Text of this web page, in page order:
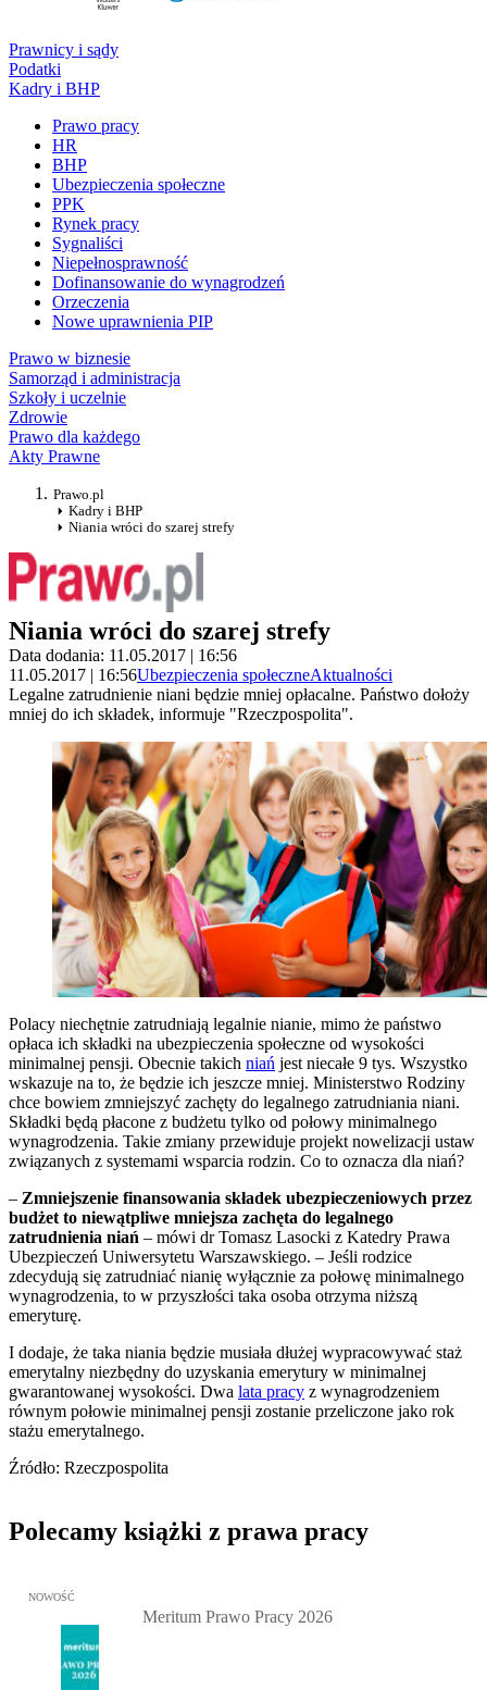
Prawnicy i sądy
Podatki
Kadry i BHP
Prawo pracy
HR
BHP
Ubezpieczenia społeczne
PPK
Rynek pracy
Sygnaliści
Niepełnosprawność
Dofinansowanie do wynagrodzeń
Orzeczenia
Nowe uprawnienia PIP
Prawo w biznesie
Samorząd i administracja
Szkoły i uczelnie
Zdrowie
Prawo dla każdego
Akty Prawne
Prawo.pl
Kadry i BHP
Niania wróci do szarej strefy
Niania wróci do szarej strefy
Data dodania: 11.05.2017 | 16:56
11.05.2017 | 16:56Ubezpieczenia społeczneAktualności
Legalne zatrudnienie niani będzie mniej opłacalne. Państwo dołoży
mniej do ich składek, informuje "Rzeczpospolita".
Polacy niechętnie zatrudniają legalnie nianie, mimo że państwo
opłaca ich składki na ubezpieczenia społeczne od wysokości
minimalnej pensji. Obecnie takich niań jest niecałe 9 tys. Wszystko
wskazuje na to, że będzie ich jeszcze mniej. Ministerstwo Rodziny
chce bowiem zmniejszyć zachęty do legalnego zatrudniania niani.
Składki będą płacone z budżetu tylko od połowy minimalnego
wynagrodzenia. Takie zmiany przewiduje projekt nowelizacji ustaw
związanych z systemami wsparcia rodzin. Co to oznacza dla niań?
– Zmniejszenie finansowania składek ubezpieczeniowych przez
budżet to niewątpliwe mniejsza zachęta do legalnego
zatrudnienia niań – mówi dr Tomasz Lasocki z Katedry Prawa
Ubezpieczeń Uniwersytetu Warszawskiego. – Jeśli rodzice
zdecydują się zatrudniać nianię wyłącznie za połowę minimalnego
wynagrodzenia, to w przyszłości taka osoba otrzyma niższą
emeryturę.
I dodaje, że taka niania będzie musiała dłużej wypracowywać staż
emerytalny niezbędny do uzyskania emerytury w minimalnej
gwarantowanej wysokości. Dwa lata pracy z wynagrodzeniem
równym połowie minimalnej pensji zostanie przeliczone jako rok
stażu emerytalnego.
Źródło: Rzeczpospolita
Polecamy książki z prawa pracy
Przejdź do: Meritum Prawo Pracy 2026, Kazimierz Jaśkowski -
NOWOŚĆ
Meritum Prawo Pracy 2026